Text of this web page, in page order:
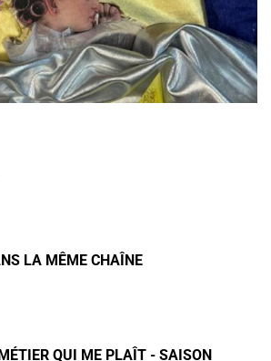
LA MÊME CHAÎNE
QUI ME PLAÎT - SAISON